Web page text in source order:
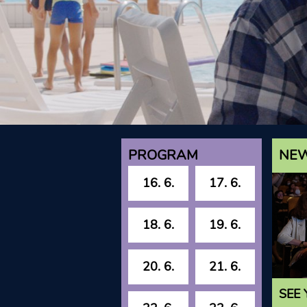
PROGRAM
16. 6. 17. 6.
18. 6. 19. 6.
20. 6. 21. 6.
SEE